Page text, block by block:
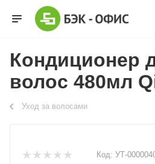
Кондиционер
волос 480мл
Уход за волосами
Код: УТ-